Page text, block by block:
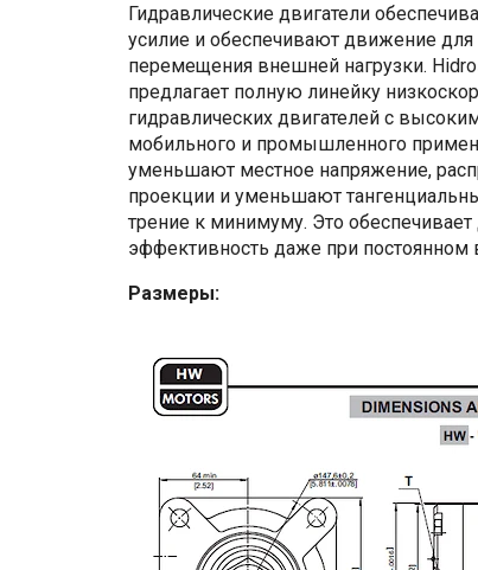
Гидравлические двигатели
усилие и обеспечивают движение для
перемещения внешней нагрузки.
предлагает полную линейку
гидравлических двигателей с
мобильного и промышленного
уменьшают местное напряжение,
проекции и уменьшают
трение к минимуму. Это
эффективность даже при
Размеры: